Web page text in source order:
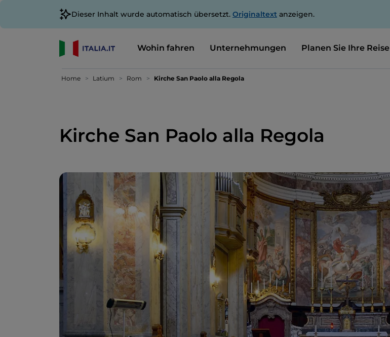
Dieser Inhalt wurde automatisch übersetzt. Originaltext anzeigen.
Wohin fahren Unternehmungen Planen Sie Ihre Reise
Home Latium Rom Kirche San Paolo alla Regola
Kirche San Paolo alla Regola